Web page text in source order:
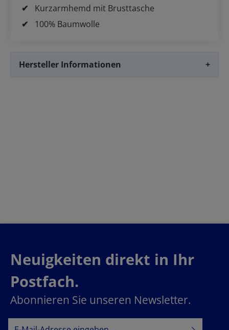
Kurzarmhemd mit Brusttasche
100% Baumwolle
Hersteller Informationen +
Neuigkeiten direkt in Ihr
Postfach.
Abonnieren Sie unseren Newsletter.
E-Mail-Adresse*